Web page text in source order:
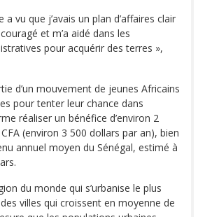
a vu que j’avais un plan d’affaires clair
et m’a aidé dans les
pour acquérir des terres »,
d’un mouvement de jeunes Africains
pour tenter leur chance dans
réaliser un bénéfice d’environ 2
(environ 3 500 dollars par an), bien
annuel moyen du Sénégal, estimé à
du monde qui s’urbanise le plus
villes qui croissent en moyenne de